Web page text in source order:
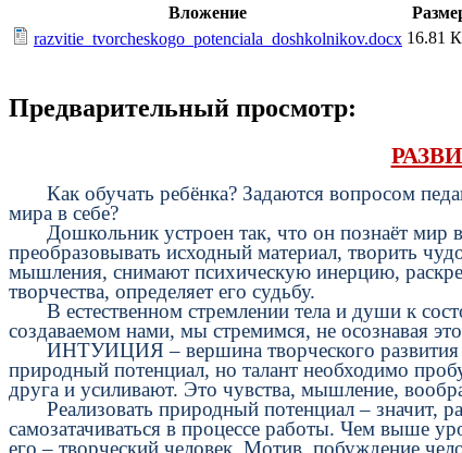
Вложение
razvitie_tvorcheskogo_potenciala_doshkolnikov.docx 16.81
Предварительный просмотр:
Как обучать ребёнка? Задаются вопросом
мира в себе?
Дошкольник устроен так, что он познаёт мир
преобразовывать исходный материал, творить
мышления, снимают психическую инерцию,
творчества, определяет его судьбу.
В естественном стремлении тела и души к
создаваемом нами, мы стремимся, не осознавая
ИНТУИЦИЯ – вершина творческого развития
природный потенциал, но талант необходимо
друга и усиливают. Это чувства, мышление,
Реализовать природный потенциал – значит,
самозатачиваться в процессе работы. Чем выше
его – творческий человек. Мотив, побуждение